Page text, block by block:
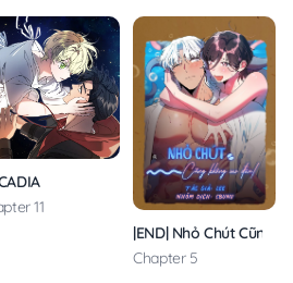
11
|END| Nhỏ Chút Cũng
Chapter 5